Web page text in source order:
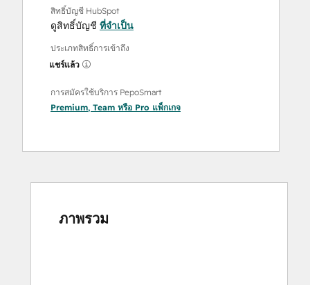
สิทธิ์บัญชี HubSpot
ดูสิทธิ์บัญชี ที่จำเป็น
ประเภทสิทธิ์การเข้าถึง
แชร์แล้ว
การสมัครใช้บริการ PepoSmart
Premium, Team หรือ Pro แพ็กเกจ
ภาพรวม